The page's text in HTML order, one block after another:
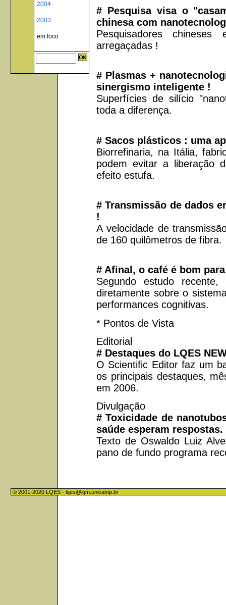
2004
2003
em foco
# Pesquisa visa o
chinesa com
Pesquisadores
arregaçadas !
# Plasmas +
sinergismo inteligente !
Superfícies de silício
toda a diferença.
# Sacos plásticos : uma
Biorrefinaria, na Itália,
podem evitar a liberação
efeito estufa.
# Transmissão de dados
!
A velocidade de
de 160 quilômetros de fibra.
# Afinal, o café é bom
Segundo estudo
diretamente sobre o
performances cognitivas.
* Pontos de Vista
Editorial
# Destaques do LQES
O Scientific Editor faz um
os principais destaques,
em 2006.
Divulgação
# Toxicidade de
saúde esperam respostas.
Texto de Oswaldo Luiz
pano de fundo programa
© 2001-2020 LQES - lqes@iqm.unicamp.br